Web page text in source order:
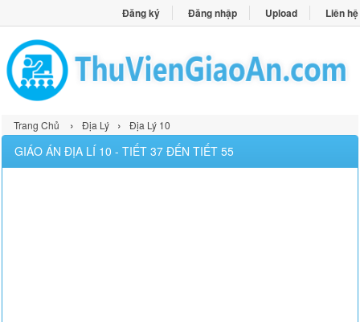
Đăng ký Đăng nhập Upload Liên hệ
Trang Chủ › Địa Lý › Địa Lý 10
GIÁO ÁN ĐỊA LÍ 10 - TIẾT 37 ĐẾN TIẾT 55